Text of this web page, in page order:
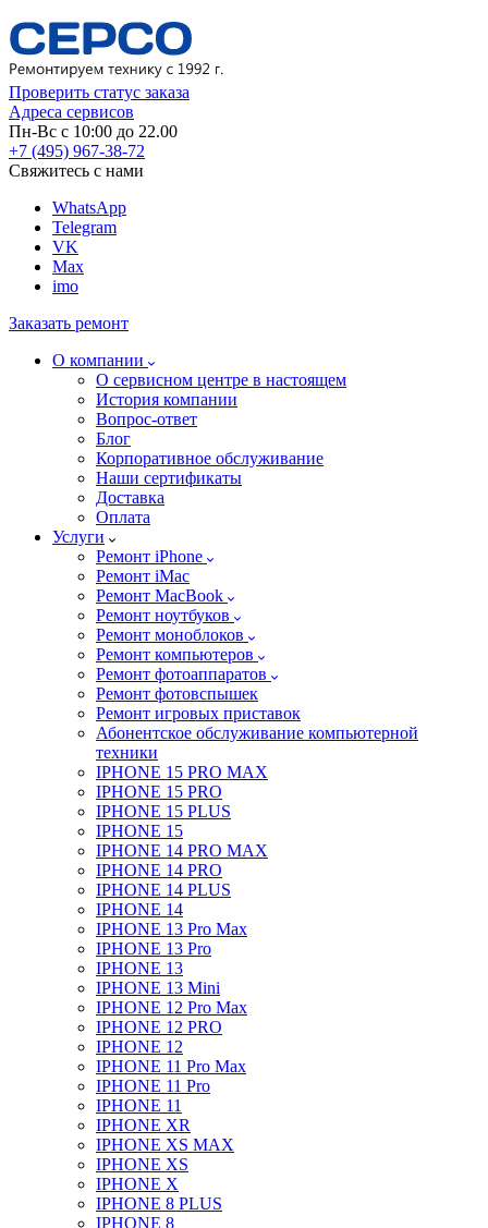
Проверить статус заказа
Адреса сервисов
Пн-Вс с 10:00 до 22.00
+7 (495) 967-38-72
Свяжитесь с нами
WhatsApp
Telegram
VK
Max
imo
Заказать ремонт
О компании
О сервисном центре в настоящем
История компании
Вопрос-ответ
Блог
Корпоративное обслуживание
Наши сертификаты
Доставка
Оплата
Услуги
Ремонт iPhone
Ремонт iMac
Ремонт MacBook
Ремонт ноутбуков
Ремонт моноблоков
Ремонт компьютеров
Ремонт фотоаппаратов
Ремонт фотовспышек
Ремонт игровых приставок
Абонентское обслуживание компьютерной
техники
IPHONE 15 PRO MAX
IPHONE 15 PRO
IPHONE 15 PLUS
IPHONE 15
IPHONE 14 PRO MAX
IPHONE 14 PRO
IPHONE 14 PLUS
IPHONE 14
IPHONE 13 Pro Max
IPHONE 13 Pro
IPHONE 13
IPHONE 13 Mini
IPHONE 12 Pro Max
IPHONE 12 PRO
IPHONE 12
IPHONE 11 Pro Max
IPHONE 11 Pro
IPHONE 11
IPHONE XR
IPHONE XS MAX
IPHONE XS
IPHONE X
IPHONE 8 PLUS
IPHONE 8